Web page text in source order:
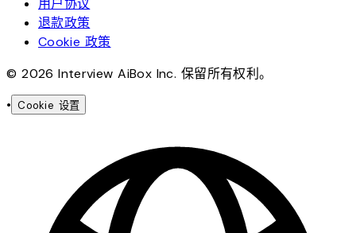
用户协议
退款政策
Cookie 政策
© 2026 Interview AiBox Inc. 保留所有权利。
• Cookie 设置